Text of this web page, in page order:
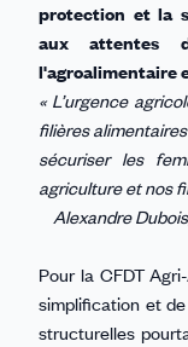
protection et la
aux attentes
l'agroalimentaire
« L’urgence
filières
sécuriser les
agriculture et nos
Alexandre
Pour la CFDT
simplification et
structurelles